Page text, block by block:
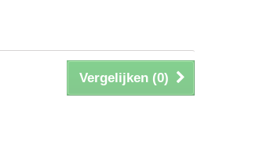
Vergelijken (0)